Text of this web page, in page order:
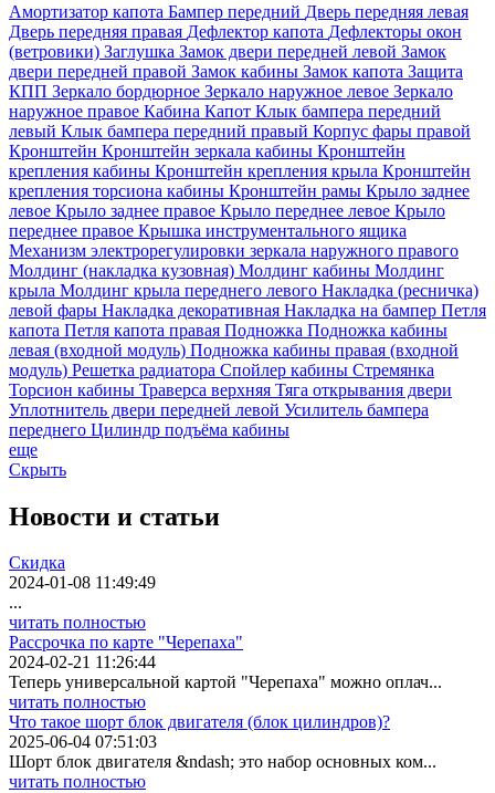
Амортизатор капота Бампер передний Дверь передняя левая
Дверь передняя правая Дефлектор капота Дефлекторы окон
(ветровики) Заглушка Замок двери передней левой Замок
двери передней правой Замок кабины Замок капота Защита
КПП Зеркало бордюрное Зеркало наружное левое Зеркало
наружное правое Кабина Капот Клык бампера передний
левый Клык бампера передний правый Корпус фары правой
Кронштейн Кронштейн зеркала кабины Кронштейн
крепления кабины Кронштейн крепления крыла Кронштейн
крепления торсиона кабины Кронштейн рамы Крыло заднее
левое Крыло заднее правое Крыло переднее левое Крыло
переднее правое Крышка инструментального ящика
Механизм электрорегулировки зеркала наружного правого
Молдинг (накладка кузовная) Молдинг кабины Молдинг
крыла Молдинг крыла переднего левого Накладка (ресничка)
левой фары Накладка декоративная Накладка на бампер Петля
капота Петля капота правая Подножка Подножка кабины
левая (входной модуль) Подножка кабины правая (входной
модуль) Решетка радиатора Спойлер кабины Стремянка
Торсион кабины Траверса верхняя Тяга открывания двери
Уплотнитель двери передней левой Усилитель бампера
переднего Цилиндр подъёма кабины
еще
Скрыть
Новости и статьи
Скидка
2024-01-08 11:49:49
...
читать полностью
Рассрочка по карте "Черепаха"
2024-02-21 11:26:44
Теперь универсальной картой "Черепаха" можно оплач...
читать полностью
Что такое шорт блок двигателя (блок цилиндров)?
2025-06-04 07:51:03
Шорт блок двигателя &ndash; это набор основных ком...
читать полностью